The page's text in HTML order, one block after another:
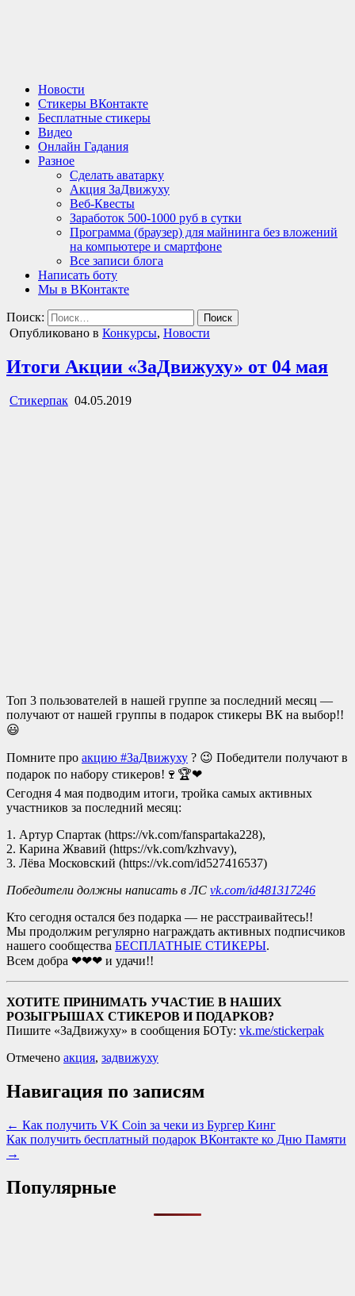
Новости
Стикеры ВКонтакте
Бесплатные стикеры
Видео
Онлайн Гадания
Разное
Сделать аватарку
Акция ЗаДвижуху
Веб-Квесты
Заработок 500-1000 руб в сутки
Программа (браузер) для майнинга без вложений
на компьютере и смартфоне
Все записи блога
Написать боту
Мы в ВКонтакте
Поиск:
Опубликовано в Конкурсы, Новости
Итоги Акции «ЗаДвижуху» от 04 мая
Стикерпак 04.05.2019
Топ 3 пользователей в нашей группе за последний месяц —
получают от нашей группы в подарок стикеры ВК на выбор!!
😃
Помните про акцию #ЗаДвижуху ? 😉 Победители получают в
подарок по набору стикеров!🍷🏆❤
Сегодня 4 мая подводим итоги, тройка самых активных
участников за последний месяц:
1. Артур Спартак (https://vk.com/fanspartaka228),
2. Карина Жвавий (https://vk.com/kzhvavy),
3. Лёва Московский (https://vk.com/id527416537)
Победители должны написать в ЛС vk.com/id481317246
Кто сегодня остался без подарка — не расстраивайтесь!!
Мы продолжим регулярно награждать активных подписчиков
нашего сообщества БЕСПЛАТНЫЕ СТИКЕРЫ.
Всем добра ❤❤❤ и удачи!!
ХОТИТЕ ПРИНИМАТЬ УЧАСТИЕ В НАШИХ
РОЗЫГРЫШАХ СТИКЕРОВ И ПОДАРКОВ?
Пишите «ЗаДвижуху» в сообщения БОТу: vk.me/stickerpak
Отмечено акция, задвижуху
Навигация по записям
← Как получить VK Coin за чеки из Бургер Кинг
Как получить бесплатный подарок ВКонтакте ко Дню Памяти
→
Популярные